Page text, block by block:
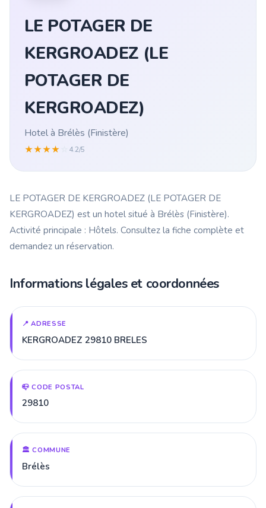
LE POTAGER DE
KERGROADEZ (LE
POTAGER DE
KERGROADEZ)
Hotel à Brélès (Finistère)
★★★★ 4.2/5
LE POTAGER DE KERGROADEZ (LE POTAGER DE
KERGROADEZ) est un hotel situé à Brélès (Finistère).
Activité principale : Hôtels. Consultez la fiche complète et
demandez un réservation.
Informations légales et coordonnées
📍 ADRESSE
KERGROADEZ 29810 BRELES
📪 CODE POSTAL
29810
🏛️ COMMUNE
Brélès